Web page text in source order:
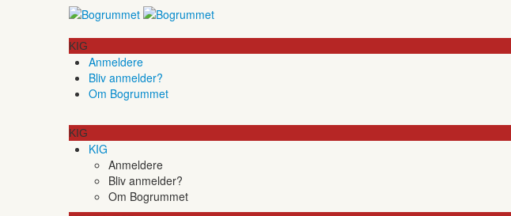
KIG
Anmeldere
Bliv anmelder?
Om Bogrummet
KIG
KIG
Anmeldere
Bliv anmelder?
Om Bogrummet